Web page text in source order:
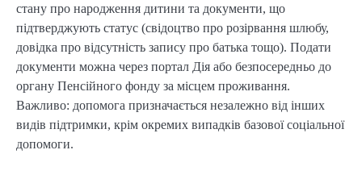
стану про народження дитини та документи, що
підтверджують статус (свідоцтво про розірвання шлюбу,
довідка про відсутність запису про батька тощо). Подати
документи можна через портал Дія або безпосередньо до
органу Пенсійного фонду за місцем проживання.
Важливо: допомога призначається незалежно від інших
видів підтримки, крім окремих випадків базової соціальної
допомоги.